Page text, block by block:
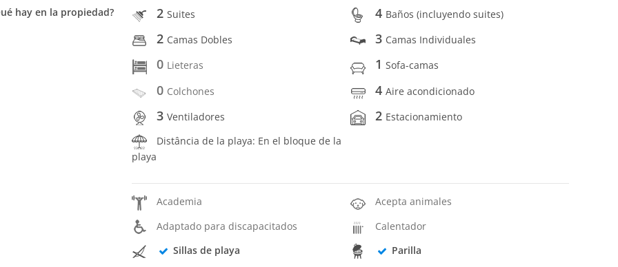
hay en la propiedad? 2Suites 4 Baños (incluyendo suites)
2 Camas Dobles 3 Camas Individuales
0 Lieteras 1Sofa-camas
0 Colchones 4Aire acondicionado
3Ventiladores 2 Estacionamiento
Distância de la playa: En el bloque de la
playa
Academia
Acepta animales
Adaptado para discapacitados
Calentador
Sillas de playa
Parilla